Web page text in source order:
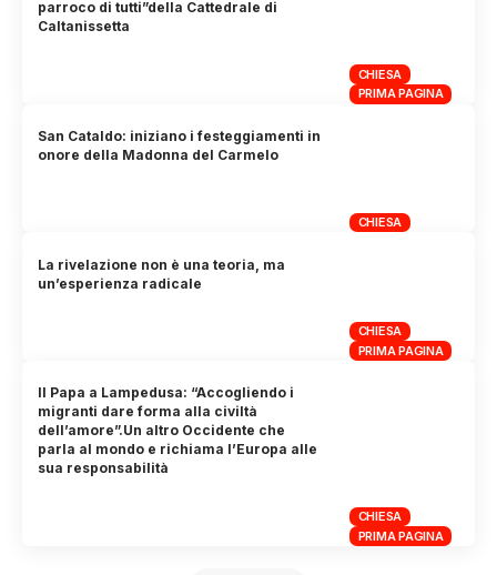
CHIESA
PRIMA PAGINA
parroco di tutti”della Cattedrale di
Caltanissetta
CHIESA
San Cataldo: iniziano i festeggiamenti in
onore della Madonna del Carmelo
CHIESA
PRIMA PAGINA
La rivelazione non è una teoria, ma
un’esperienza radicale
CHIESA
PRIMA PAGINA
Il Papa a Lampedusa: “Accogliendo i
migranti dare forma alla civiltà
dell’amore”.Un altro Occidente che
parla al mondo e richiama l’Europa alle
sua responsabilità